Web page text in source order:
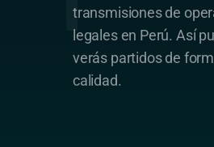
transmisiones de
legales en Perú. Así
verás partidos de
calidad.